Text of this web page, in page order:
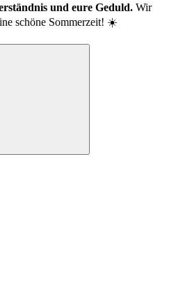
und eure Geduld. Wir
schöne Sommerzeit! ☀️